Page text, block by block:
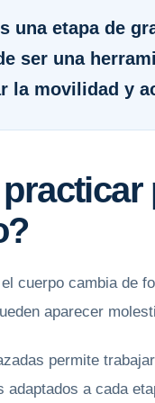
una etapa de
ser una
la movilidad y
cuerpo cambia de
aparecer
permite
adaptados a cada